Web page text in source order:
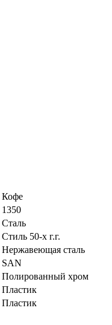
Кофе
1350
Сталь
Стиль 50-х г.г.
Нержавеющая сталь
SAN
Полированный хром
Пластик
Пластик